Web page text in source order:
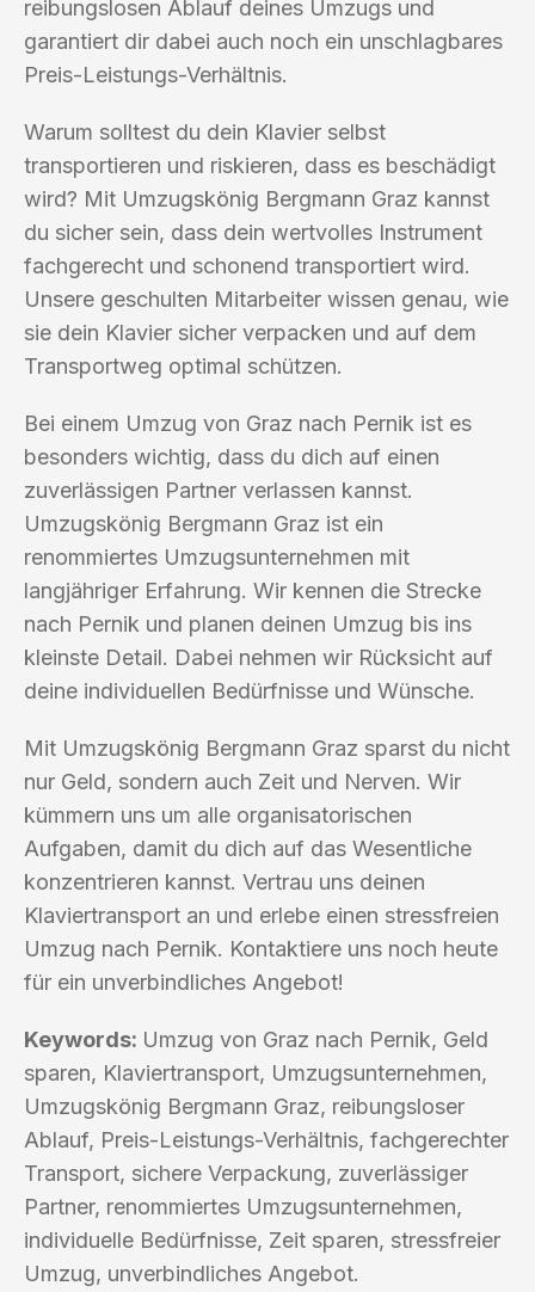
reibungslosen Ablauf deines Umzugs und
garantiert dir dabei auch noch ein unschlagbares
Preis-Leistungs-Verhältnis.
Warum solltest du dein Klavier selbst
transportieren und riskieren, dass es beschädigt
wird? Mit Umzugskönig Bergmann Graz kannst
du sicher sein, dass dein wertvolles Instrument
fachgerecht und schonend transportiert wird.
Unsere geschulten Mitarbeiter wissen genau, wie
sie dein Klavier sicher verpacken und auf dem
Transportweg optimal schützen.
Bei einem Umzug von Graz nach Pernik ist es
besonders wichtig, dass du dich auf einen
zuverlässigen Partner verlassen kannst.
Umzugskönig Bergmann Graz ist ein
renommiertes Umzugsunternehmen mit
langjähriger Erfahrung. Wir kennen die Strecke
nach Pernik und planen deinen Umzug bis ins
kleinste Detail. Dabei nehmen wir Rücksicht auf
deine individuellen Bedürfnisse und Wünsche.
Mit Umzugskönig Bergmann Graz sparst du nicht
nur Geld, sondern auch Zeit und Nerven. Wir
kümmern uns um alle organisatorischen
Aufgaben, damit du dich auf das Wesentliche
konzentrieren kannst. Vertrau uns deinen
Klaviertransport an und erlebe einen stressfreien
Umzug nach Pernik. Kontaktiere uns noch heute
für ein unverbindliches Angebot!
Keywords: Umzug von Graz nach Pernik, Geld
sparen, Klaviertransport, Umzugsunternehmen,
Umzugskönig Bergmann Graz, reibungsloser
Ablauf, Preis-Leistungs-Verhältnis, fachgerechter
Transport, sichere Verpackung, zuverlässiger
Partner, renommiertes Umzugsunternehmen,
individuelle Bedürfnisse, Zeit sparen, stressfreier
Umzug, unverbindliches Angebot.